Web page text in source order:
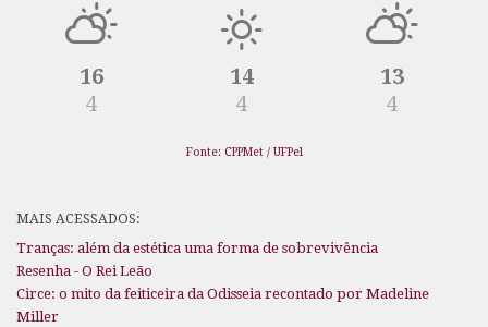
16
4
14
4
13
4
Fonte: CPPMet / UFPel
MAIS ACESSADOS:
Tranças: além da estética uma forma de sobrevivência
Resenha - O Rei Leão
Circe: o mito da feiticeira da Odisseia recontado por Madeline
Miller